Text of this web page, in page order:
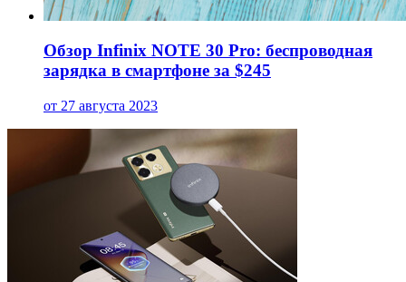
Обзор Infinix NOTE 30 Pro: беспроводная
зарядка в смартфоне за $245
от 27 августа 2023